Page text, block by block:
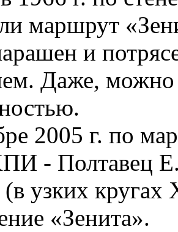
маршрут
и
Даже, можно
2005 г. по
- Полтавец
(в узких
«Зенита».